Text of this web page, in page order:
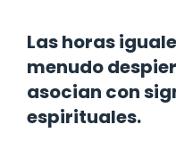
Las horas
menudo
asocian con
espirituales.